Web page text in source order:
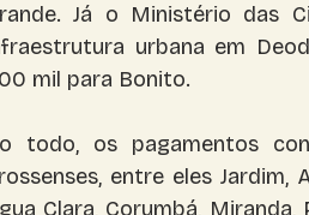
Já o Ministério das
urbana em
mil para Bonito.
todo, os pagamentos
entre eles Jardim,
Clara, Corumbá,